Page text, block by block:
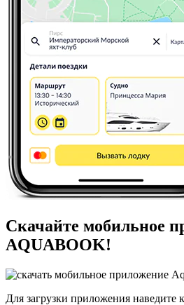
Скачайте мобильное
AQUABOOK!
Для загрузки приложения наведите